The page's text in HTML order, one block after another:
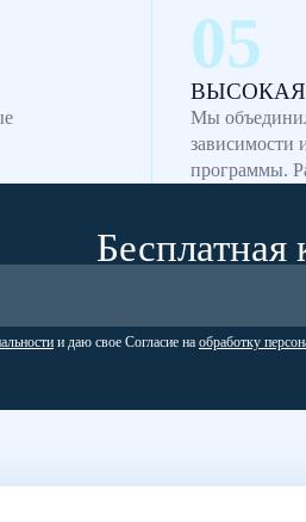
Мы
зависимости
программы.
Бесплатная
и даю свое Согласие на обработку